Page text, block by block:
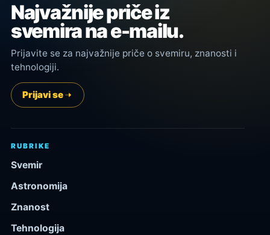
Najvažnije priče iz
svemira na e-mailu.
Prijavite se za najvažnije priče o svemiru, znanosti i
tehnologiji.
Prijavi se
RUBRIKE
Svemir
Astronomija
Znanost
Tehnologija